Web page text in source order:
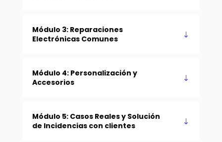
Módulo 3: Reparaciones
Electrónicas Comunes
Módulo 4: Personalización y
Accesorios
Módulo 5: Casos Reales y Solución
de Incidencias con clientes